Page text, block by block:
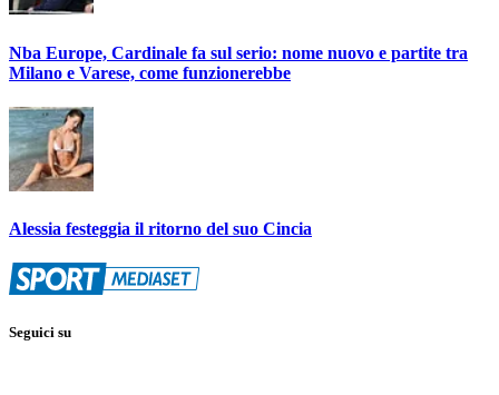
Nba Europe, Cardinale fa sul serio: nome nuovo e partite tra
Milano e Varese, come funzionerebbe
Alessia festeggia il ritorno del suo Cincia
Seguici su